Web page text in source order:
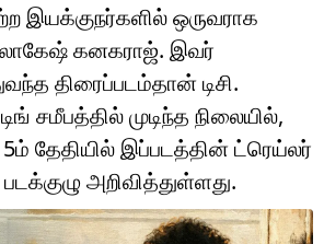
இயக்குநர்களில் ஒருவராக
லோகேஷ் கனகராஜ். இவர்
திரைப்படம்தான் டிசி.
சமீபத்தில் முடிந்த நிலையில்,
தேதியில் இப்படத்தின் ட்ரெய்லர்
அறிவித்துள்ளது.